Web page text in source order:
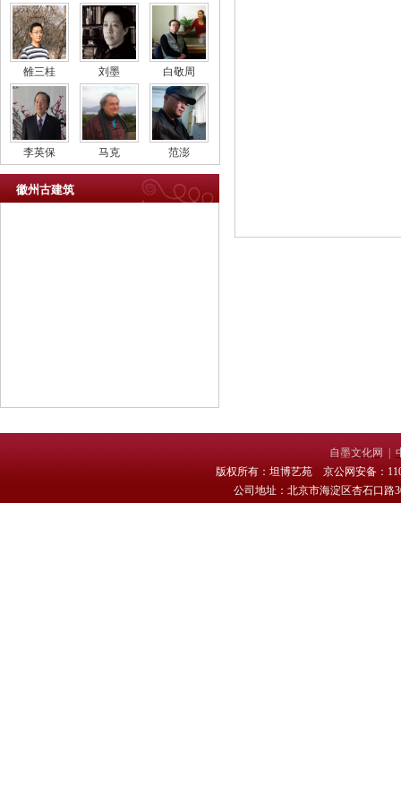
雒三桂 刘墨 白敬周
李英保 马克 范澎
徽州古建筑
自墨文化网
版权所有：坦博艺苑 京公网安备：
公司地址：北京市海淀区杏石口路